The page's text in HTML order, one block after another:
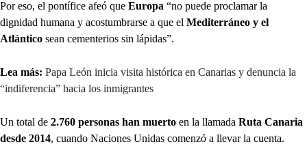
Por eso, el pontífice afeó que Europa “no puede proclamar la
dignidad humana y acostumbrarse a que el Mediterráneo y el
Atlántico sean cementerios sin lápidas”.
Lea más: Papa León inicia visita histórica en Canarias y denuncia la
“indiferencia” hacia los inmigrantes
Un total de 2.760 personas han muerto en la llamada Ruta Canaria
desde 2014, cuando Naciones Unidas comenzó a llevar la cuenta.